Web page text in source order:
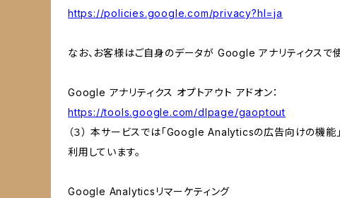
https://policies.google.com/privacy?hl=ja
なお、お客様はご自身のデータが Google アナリティクスで
Google アナリティクス オプトアウト アドオン：
https://tools.google.com/dlpage/gaoptout
（３） 本サービスでは「Google Analyticsの広告向けの機
利用しています。
Google Analyticsリマーケティング